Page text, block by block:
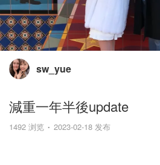
sw_yue
減重一年半後update
1492 浏览 2023-02-18 发布